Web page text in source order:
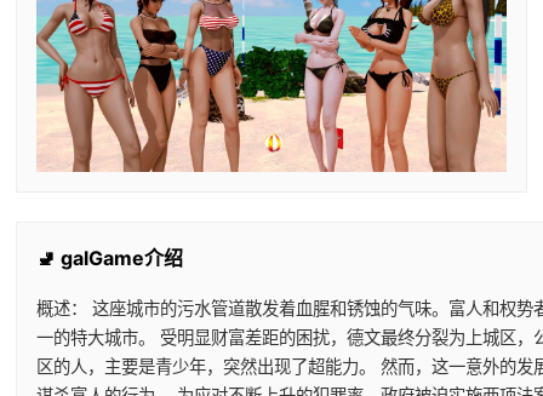
🚽 galGame介绍
概述： 这座城市的污水管道散发着血腥和锈蚀的气味。富人和权
一的特大城市。 受明显财富差距的困扰，德文最终分裂为上城区
区的人，主要是青少年，突然出现了超能力。 然而，这一意外的